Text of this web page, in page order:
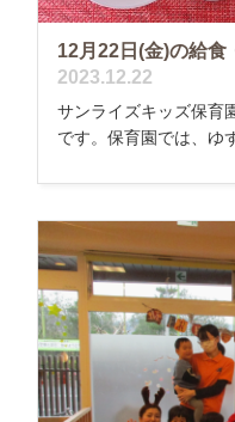
12月22日(金)の給食
2023.12.22
サンライズキッズ保育
です。保育園では、ゆ